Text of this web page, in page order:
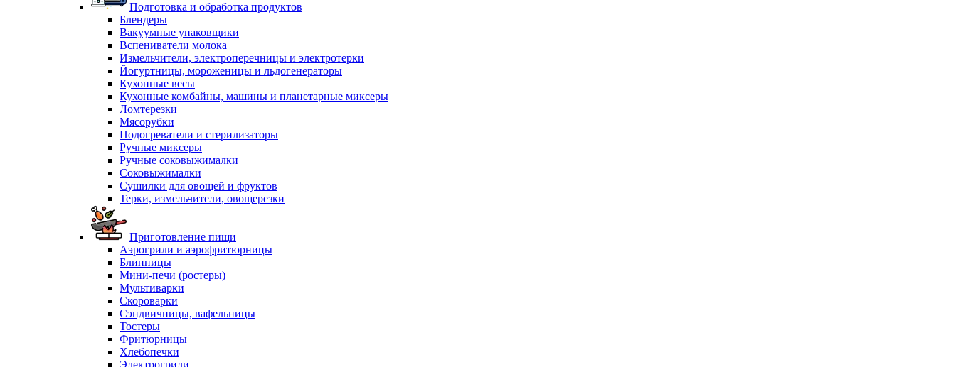
Подготовка и обработка продуктов
Блендеры
Вакуумные упаковщики
Вспениватели молока
Измельчители, электроперечницы и электротерки
Йогуртницы, мороженицы и льдогенераторы
Кухонные весы
Кухонные комбайны, машины и планетарные миксеры
Ломтерезки
Мясорубки
Подогреватели и стерилизаторы
Ручные миксеры
Ручные соковыжималки
Соковыжималки
Сушилки для овощей и фруктов
Терки, измельчители, овощерезки
Приготовление пищи
Аэрогрили и аэрофритюрницы
Блинницы
Мини-печи (ростеры)
Мультиварки
Скороварки
Сэндвичницы, вафельницы
Тостеры
Фритюрницы
Хлебопечки
Электрогрили